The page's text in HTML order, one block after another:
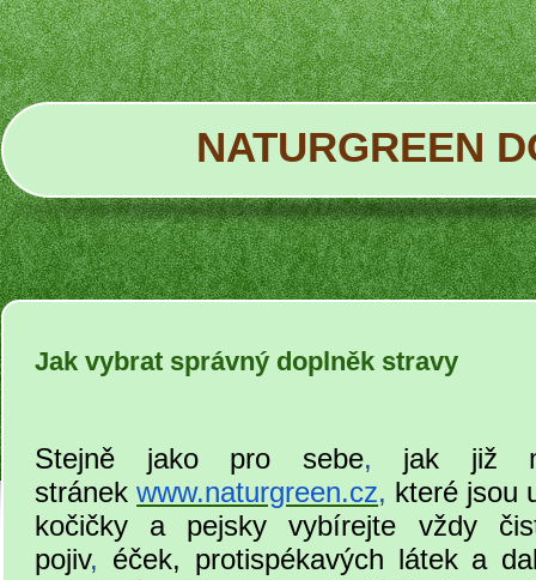
NATURGREEN
Jak vybrat správný doplněk stravy
Stejně jako pro sebe, jak již
stránekwww.naturgreen.cz, které jsou
kočičky a pejsky vybírejte vždy
pojiv, éček, protispékavých látek a